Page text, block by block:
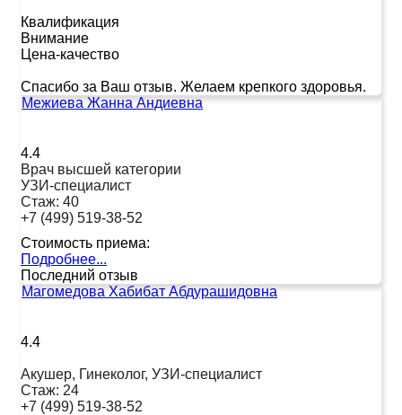
Квалификация
Внимание
Цена-качество
Спасибо за Ваш отзыв. Желаем крепкого здоровья.
Межиева Жанна Андиевна
4.4
Врач высшей категории
УЗИ-специалист
Стаж: 40
+7 (499) 519-38-52
Стоимость приема:
Подробнее...
Последний отзыв
Магомедова Хабибат Абдурашидовна
4.4
Акушер, Гинеколог, УЗИ-специалист
Стаж: 24
+7 (499) 519-38-52